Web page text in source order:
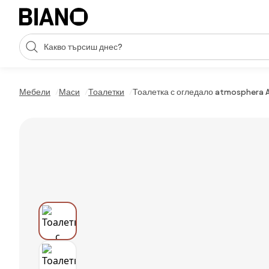
Пропускане към съдържанието
Търсене
Мебели Маси Тоалетки Тоалетка с огледало atmosphera